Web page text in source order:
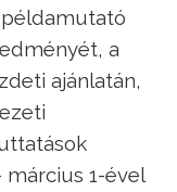
a
ajánlatán,
1-ével